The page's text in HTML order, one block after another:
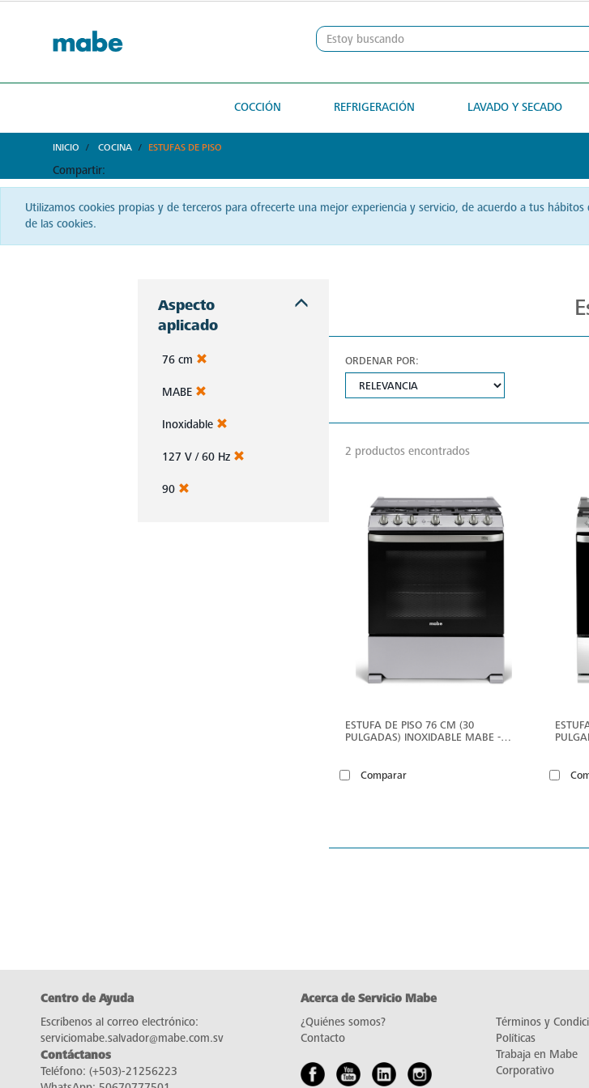
COCCIÓN REFRIGERACIÓN LAVADO Y SECADO
INICIO COCINA ESTUFAS DE PISO
Compartir:
Utilizamos cookies propias y de terceros para ofrecerte una mejor experiencia y servicio, de acuerdo a tus
de las cookies.
Aspecto
aplicado
76 cm
MABE
Inoxidable
127 V / 60 Hz
90
ORDENAR POR:
2 productos encontrados
ESTUFA DE PISO 76 CM (30
PULGADAS) INOXIDABLE MABE -
Comparar
Centro de Ayuda
Escríbenos al correo electrónico:
serviciomabe.salvador@mabe.com.sv
Contáctanos
Teléfono: (+503)-21256223
Acerca de Servicio Mabe
¿Quiénes somos?
Contacto
Términos y
Políticas
Trabaja en Mabe
Corporativo